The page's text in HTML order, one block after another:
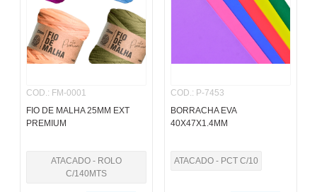
COD.: FM-0001
FIO DE MALHA 25MM EXT
PREMIUM
ATACADO - ROLO
C/140MTS
COD.: P-7453
BORRACHA EVA
40X47X1.4MM
ATACADO - PCT C/10
pincel
º papel
º barbante
10º havaianas